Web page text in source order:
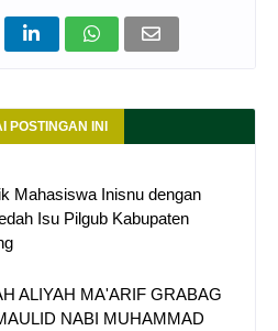
POSTINGAN INI
Mahasiswa Inisnu dengan
Isu Pilgub Kabupaten
ALIYAH MA'ARIF GRABAG
NABI MUHAMMAD